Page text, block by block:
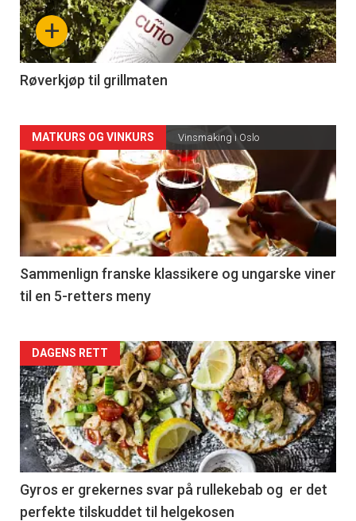
nå
-
4
+
Røverkjøp til grillmaten
Forsiden
akkurat
nå
-
5
MATKURS OG VINKURS Vinsmaking i Oslo
Sammenlign franske klassikere og ungarske viner
til en 5-retters meny
Forsiden
akkurat
nå
-
6
DAGENS RETT
Gyros er grekernes svar på rullekebab og er det
perfekte tilskuddet til helgekosen